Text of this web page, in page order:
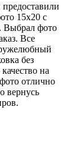
15х20 с
Выбрал фото
Все
без
на
отлично
вернусь